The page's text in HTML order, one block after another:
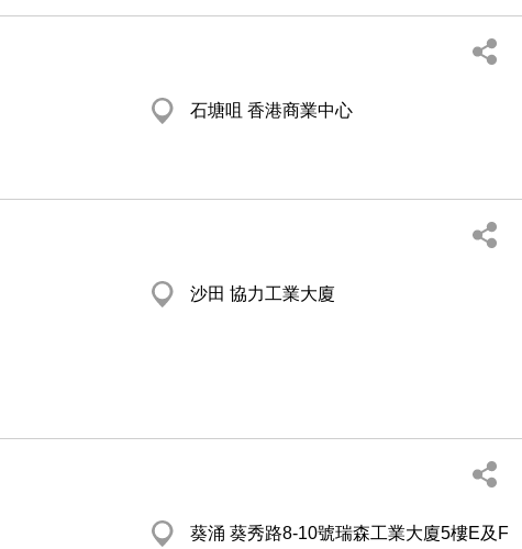
石塘咀 香港商業中心
沙田 協力工業大廈
葵涌 葵秀路8-10號瑞森工業大廈5樓E及F